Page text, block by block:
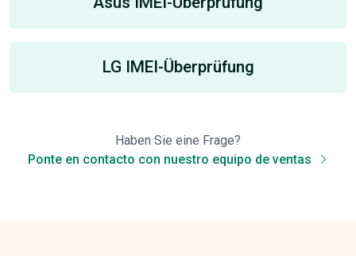
LG IMEI-Überprüfung
Haben Sie eine Frage?
Ponte en contacto con nuestro equipo de ventas